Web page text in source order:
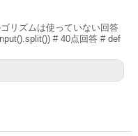
リズムは使っていない回答
# 40点回答 # def